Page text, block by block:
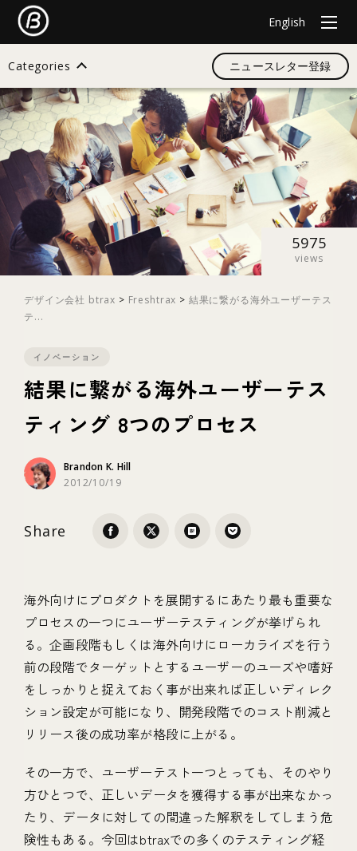
English
Categories
検索
すべて
デザイン
イノベーション
スタートアップ
テクノロジー
ブランディング
ニュースレター登録
5975
views
デザイン会社 btrax > Freshtrax > 結果に繋がる海外ユーザーテス
テ...
イノベーション
結果に繋がる海外ユーザーテス
ティング 8つのプロセス
Brandon K. Hill
2012/10/19
Share
海外向けにプロダクトを展開するにあたり最も重要な
プロセスの一つにユーザーテスティングが挙げられ
る。企画段階もしくは海外向けにローカライズを行う
前の段階でターゲットとするユーザーのユーズや嗜好
をしっかりと捉えておく事が出来れば正しいディレク
ション設定が可能になり、開発段階でのコスト削減と
リリース後の成功率が格段に上がる。
その一方で、ユーザーテスト一つとっても、そのやり
方ひとつで、正しいデータを獲得する事が出来なかっ
たり、データに対しての間違った解釈をしてしまう危
険性もある。今回はbtraxでの多くのテスティング経